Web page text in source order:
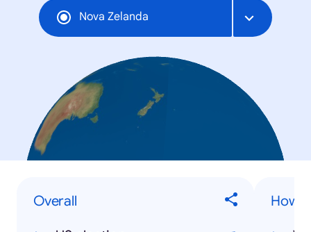
Nova Zelanda
Overall
How